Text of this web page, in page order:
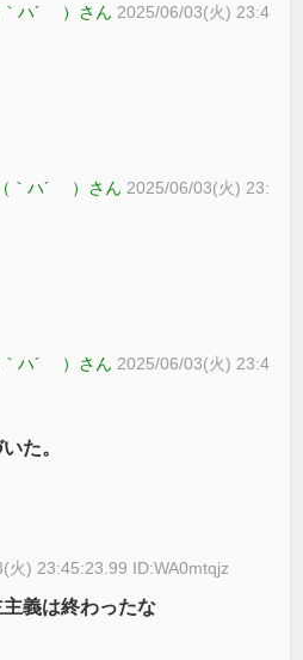
｀ハ´ ）さん 2025/06/03(火) 23:4
｀ハ´ ）さん 2025/06/03(火) 23:
｀ハ´ ）さん 2025/06/03(火) 23:4
た。
火) 23:45:23.99 ID:WA0mtqjz
義は終わったな